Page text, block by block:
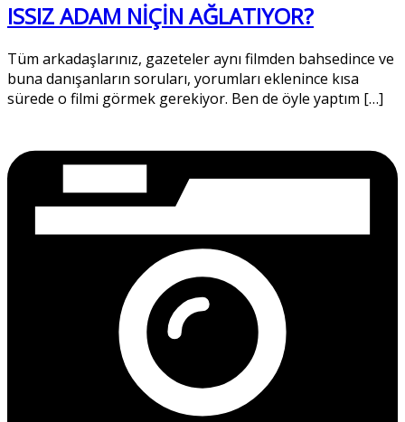
ISSIZ ADAM NİÇİN AĞLATIYOR?
Tüm arkadaşlarınız, gazeteler aynı filmden bahsedince ve
buna danışanların soruları, yorumları eklenince kısa
sürede o filmi görmek gerekiyor. Ben de öyle yaptım […]